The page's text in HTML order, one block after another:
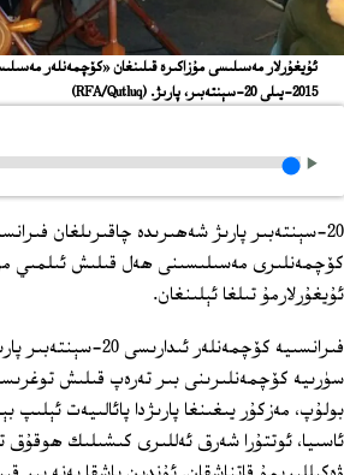
ئۇيغۇرلار مەسىلىسى مۇزاكىرە قىلىنغان «كۆچمەنلەر
2015-يىلى 20-سېنتەبىر، پارىژ.
(RFA/Qutluq)
20-سېنتەبىر پارىژ شەھىرىدە چاقىرىلغان
كۆچمەنلىرى مەسىلىسىنى ھەل قىلىش ئىلمىي
ئۇيغۇرلارمۇ تىلغا ئېلىنغان.
فىرانسىيە كۆچمەنلەر
سۈرىيە كۆچمەنلىرىنى بىر تەرەپ قىلىش
بولۇپ، مەزكۇر يىغىنغا پارىژدا پائالىيەت ئېلىپ
ئاسىيا، ئوتتۇرا شەرق ئەللىرى كىشىلىك ھوقۇق